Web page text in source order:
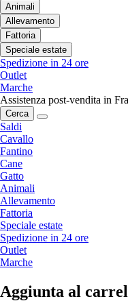
Animali
Allevamento
Fattoria
Speciale estate
Spedizione in 24 ore
Outlet
Marche
Assistenza post-vendita in
Cerca
Saldi
Cavallo
Fantino
Cane
Gatto
Animali
Allevamento
Fattoria
Speciale estate
Spedizione in 24 ore
Outlet
Marche
Aggiunta al